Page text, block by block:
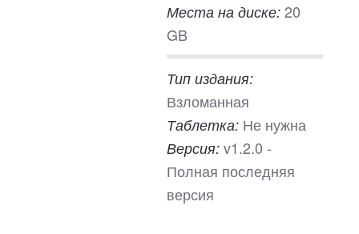
Места на диске: 20
GB
Тип издания:
Взломанная
Таблетка: Не нужна
Версия: v1.2.0 -
Полная последняя
версия